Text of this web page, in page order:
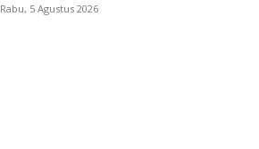
Rabu, 5 Agustus 2026